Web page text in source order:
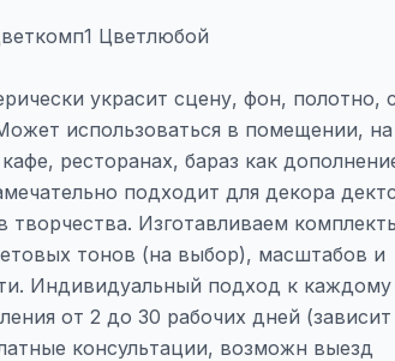
Цветлюбой
украсит сцену, фон, полотно,
использоваться в помещении, на
ресторанах, бараз как
подходит для декора
творчества. Изготавливаем
тонов (на выбор), масштабов и
Индивидуальный подход к каждому
от 2 до 30 рабочих дней
консультации, возможн выезд